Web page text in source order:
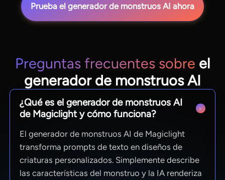
Prueba el generador de monstruos AI ahora
Preguntas frecuentes sobre el
generador de monstruos AI
¿Qué es el generador de monstruos AI
de Magiclight y cómo funciona?
El generador de monstruos AI de Magiclight
transforma prompts de texto en diseños de
criaturas personalizados. Simplemente describe
las características del monstruo y la IA renderiza